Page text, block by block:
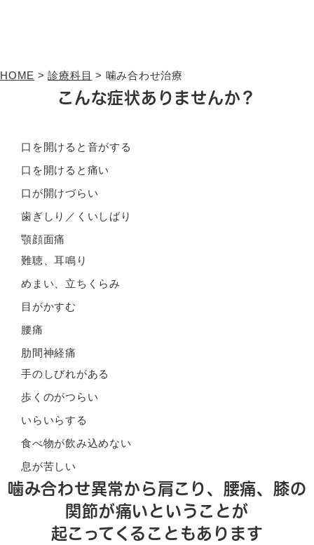
HOME >診療科目 > 噛み合わせ治療
こんな症状ありませんか？
口を開けると音がする
口を開けると痛い
口が開けづらい
歯ぎしり／くいしばり
顎顔面痛
難聴、耳鳴り
めまい、立ちくらみ
目がかすむ
腰痛
肋間神経痛
手のしびれがある
歩くのがつらい
いらいらする
食べ物が飲み込めない
息が苦しい
噛み合わせ異常から肩こり、腰痛、膝の
関節が痛いということが
起こってくることもあります